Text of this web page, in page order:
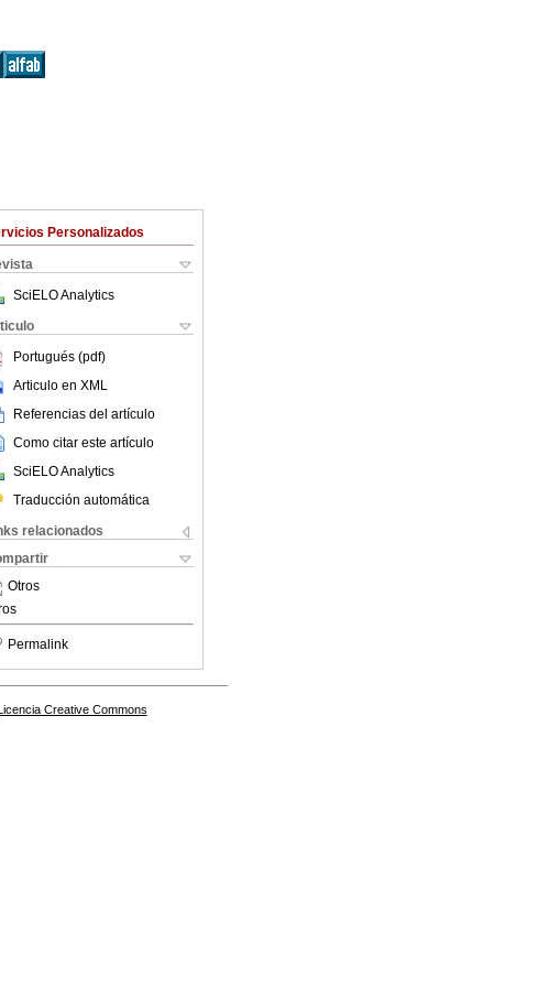
Personalizados
SciELO Analytics
Portugués (pdf)
Articulo en XML
Referencias del artículo
Como citar este artículo
SciELO Analytics
Traducción automática
relacionados
Otros
Permalink
Licencia Creative Commons